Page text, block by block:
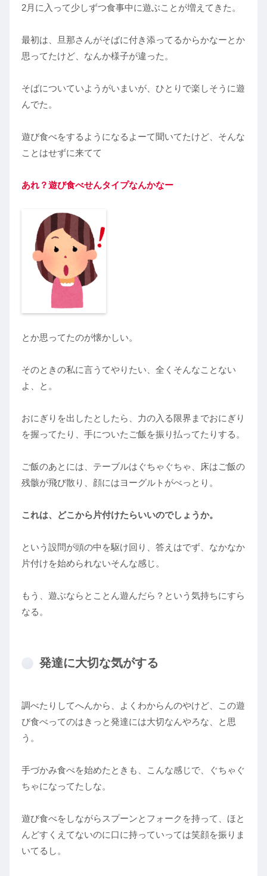
2月に入って少しずつ食事中に遊ぶことが増えてきた。
最初は、旦那さんがそばに付き添ってるからかなーとか
思ってたけど、なんか様子が違った。
そばについていようがいまいが、ひとりで楽しそうに遊
んでた。
遊び食べをするようになるよーて聞いてたけど、そんな
ことはせずに来てて
あれ？遊び食べせんタイプなんかなー
とか思ってたのが懐かしい。
そのときの私に言うてやりたい、全くそんなことない
よ、と。
おにぎりを出したとしたら、力の入る限界までおにぎり
を握ってたり、手についたご飯を振り払ってたりする。
ご飯のあとには、テーブルはぐちゃぐちゃ、床はご飯の
残骸が飛び散り、顔にはヨーグルトがべっとり。
これは、どこから片付けたらいいのでしょうか。
という設問が頭の中を駆け回り、答えはでず、なかなか
片付けを始められないそんな感じ。
もう、遊ぶならとことん遊んだら？という気持ちにすら
なる。
発達に大切な気がする
調べたりしてへんから、よくわからんのやけど、この遊
び食べってのはきっと発達には大切なんやろな、と思
う。
手づかみ食べを始めたときも、こんな感じで、ぐちゃぐ
ちゃになってたしな。
遊び食べをしながらスプーンとフォークを持って、ほと
んどすくえてないのに口に持っていっては笑顔を振りま
いてるし。